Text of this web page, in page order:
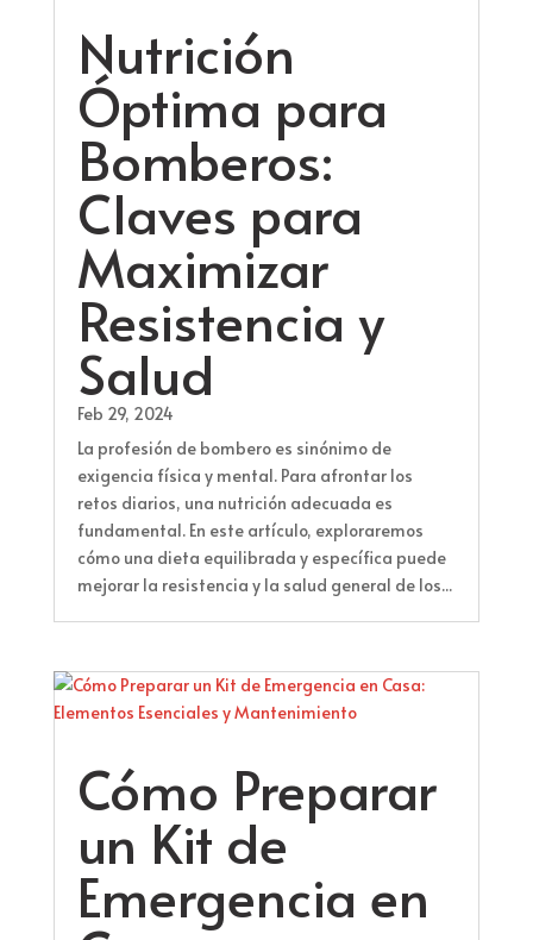
Nutrición
Óptima para
Bomberos:
Claves para
Maximizar
Resistencia y
Salud
Feb 29, 2024
La profesión de bombero es sinónimo de
exigencia física y mental. Para afrontar los
retos diarios, una nutrición adecuada es
fundamental. En este artículo, exploraremos
cómo una dieta equilibrada y específica puede
mejorar la resistencia y la salud general de los...
Cómo Preparar
un Kit de
Emergencia en